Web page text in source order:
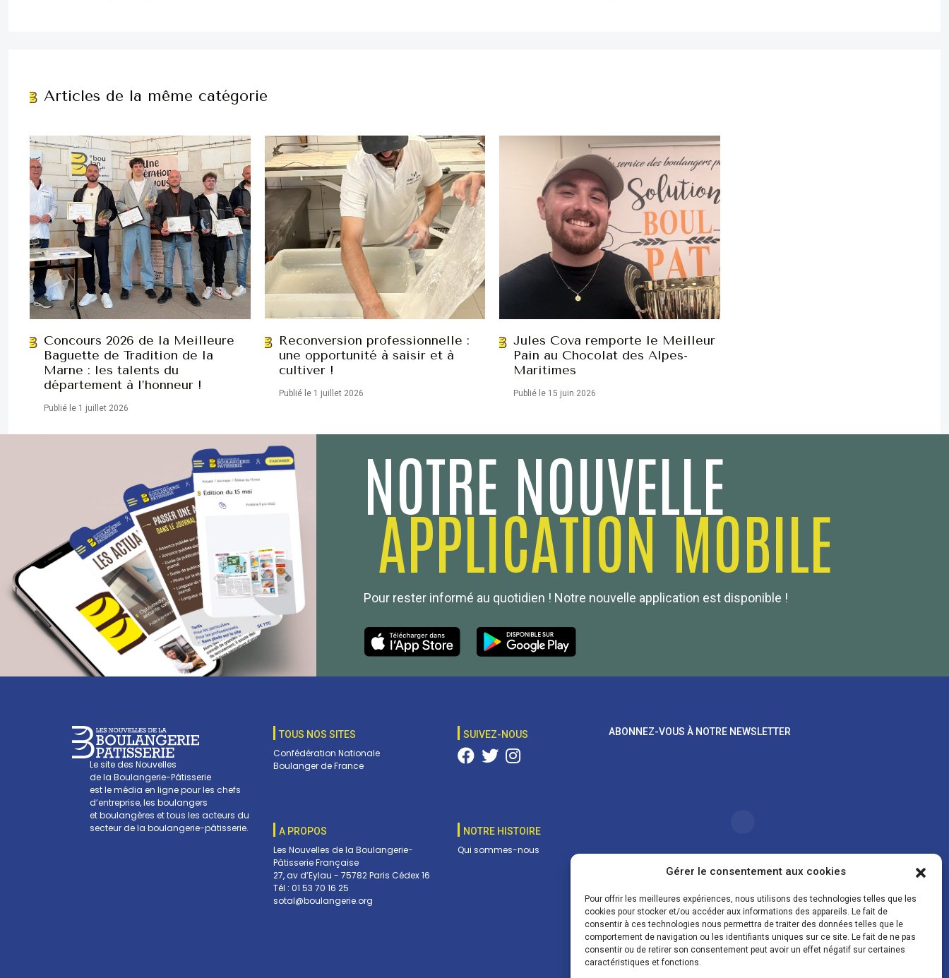
Gérer le consentement aux cookies
Pour offrir les meilleures expériences, nous utilisons des technologies telles que les
cookies pour stocker et/ou accéder aux informations des appareils. Le fait de
consentir à ces technologies nous permettra de traiter des données telles que le
comportement de navigation ou les identifiants uniques sur ce site. Le fait de ne pas
consentir ou de retirer son consentement peut avoir un effet négatif sur certaines
caractéristiques et fonctions.
Articles de la même catégorie
Concours 2026 de la Meilleure
Baguette de Tradition de la
Marne : les talents du
département à l’honneur !
Publié le 1 juillet 2026
Reconversion professionnelle :
une opportunité à saisir et à
cultiver !
Publié le 1 juillet 2026
Jules Cova remporte le Meilleur
Pain au Chocolat des Alpes-
Maritimes
Publié le 15 juin 2026
NOTRE NOUVELLE
APPLICATION MOBILE
Pour rester informé au quotidien ! Notre nouvelle application est disponible !
Le site des Nouvelles
de la Boulangerie-Pâtisserie
est le média en ligne pour les chefs
d’entreprise, les boulangers
et boulangères et tous les acteurs du
secteur de la boulangerie-pâtisserie.
TOUS NOS SITES
Confédération Nationale
Boulanger de France
SUIVEZ-NOUS
A PROPOS
Les Nouvelles de la Boulangerie-
Pâtisserie Française
27, av d’Eylau - 75782 Paris Cédex 16
Tél : 01 53 70 16 25
sotal@boulangerie.org
NOTRE HISTOIRE
Qui sommes-nous
ABONNEZ-VOUS À NOTRE NEWSLETTER
Vos coordonnées sont uniquement utilisées pour vous
envoyer des lettres d'information sur nos activités. Vous
pouvez à tout moment utiliser le lien de désinscription figurant
dans la lettre d'information.